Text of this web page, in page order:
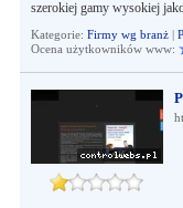
szerokiej gamy wysokiej
Kategorie: Firmy wg branż|
Ocena użytkowników www: